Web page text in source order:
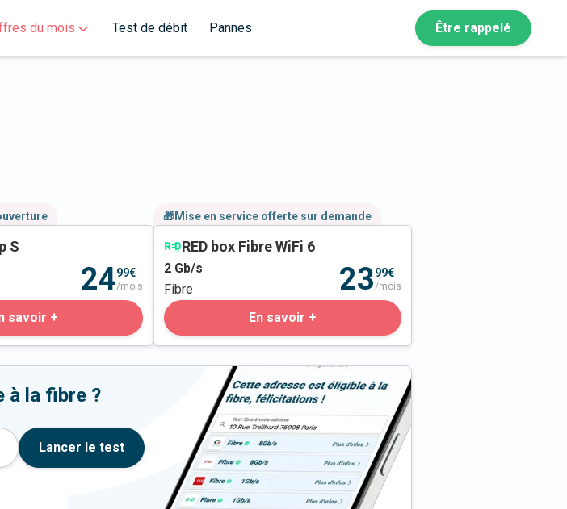
du mois Test de débit Pannes Être rappelé
S
2499€
/mois
savoir +
🎁Mise en service offerte sur demande
RED box Fibre WiFi 6
2 Gb/s
Fibre
2399€
/mois
En savoir +
à la fibre ?
Lancer le test